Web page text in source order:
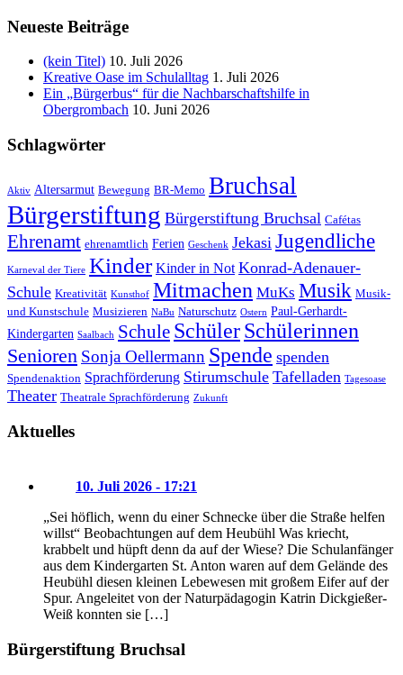
Neueste Beiträge
(kein Titel) 10. Juli 2026
Kreative Oase im Schulalltag 1. Juli 2026
Ein „Bürgerbus“ für die Nachbarschaftshilfe in
Obergrombach 10. Juni 2026
Schlagwörter
Aktiv Altersarmut Bewegung BR-Memo Bruchsal
Bürgerstiftung Bürgerstiftung Bruchsal Cafétas
Ehrenamt ehrenamtlich Ferien Geschenk Jekasi Jugendliche
Karneval der Tiere Kinder Kinder in Not Konrad-Adenauer-
Schule Kreativität Kunsthof Mitmachen MuKs Musik Musik-
und Kunstschule Musizieren NaBu Naturschutz Ostern Paul-Gerhardt-
Kindergarten Saalbach Schule SchülerSchülerinnen
Senioren Sonja Oellermann Spende spenden
Spendenaktion Sprachförderung Stirumschule Tafelladen Tagesoase
Theater Theatrale Sprachförderung Zukunft
Aktuelles
10. Juli 2026 - 17:21
„Sei höflich, wenn du einer Schnecke über die Straße helfen
willst“ Beobachtungen auf dem Heubühl Was kriecht,
krabbelt und hüpft denn da auf der Wiese? Die Schulanfänger
aus dem Kindergarten St. Anton waren auf dem Gelände des
Heubühl diesen kleinen Lebewesen mit großem Eifer auf der
Spur. Angeleitet von der Naturpädagogin Katrin Dickgießer-
Weiß konnten sie […]
Bürgerstiftung Bruchsal